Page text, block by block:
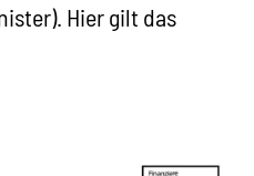
Hier gilt das